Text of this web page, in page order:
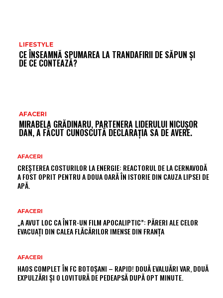
LIFESTYLE
CE ÎNSEAMNĂ SPUMAREA LA TRANDAFIRII DE SĂPUN ȘI
DE CE CONTEAZĂ?
AFACERI
MIRABELA GRĂDINARU, PARTENERA LIDERULUI NICUȘOR
DAN, A FĂCUT CUNOSCUTĂ DECLARAȚIA SA DE AVERE.
AFACERI
CREȘTEREA COSTURILOR LA ENERGIE: REACTORUL DE LA CERNAVODĂ
A FOST OPRIT PENTRU A DOUA OARĂ ÎN ISTORIE DIN CAUZA LIPSEI DE
APĂ.
AFACERI
„A AVUT LOC CA ÎNTR-UN FILM APOCALIPTIC”: PĂRERI ALE CELOR
EVACUAȚI DIN CALEA FLĂCĂRILOR IMENSE DIN FRANȚA
AFACERI
HAOS COMPLET ÎN FC BOTOȘANI – RAPID! DOUĂ EVALUĂRI VAR, DOUĂ
EXPULZĂRI ȘI O LOVITURĂ DE PEDEAPSĂ DUPĂ OPT MINUTE.